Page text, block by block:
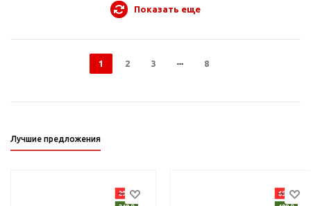
Показать еще
1 2 3 8
Лучшие предложения